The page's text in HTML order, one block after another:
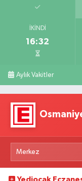
İKINDI
16:32
Aylık Vakitler